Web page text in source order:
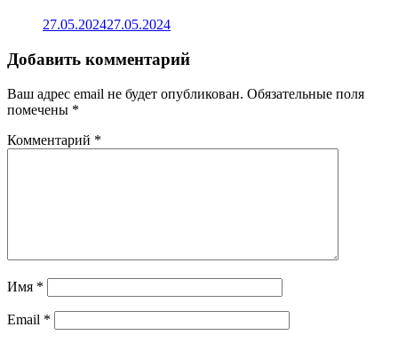
27.05.202427.05.2024
Добавить комментарий
Ваш адрес email не будет опубликован. Обязательные поля
помечены *
Комментарий *
Имя *
Email *